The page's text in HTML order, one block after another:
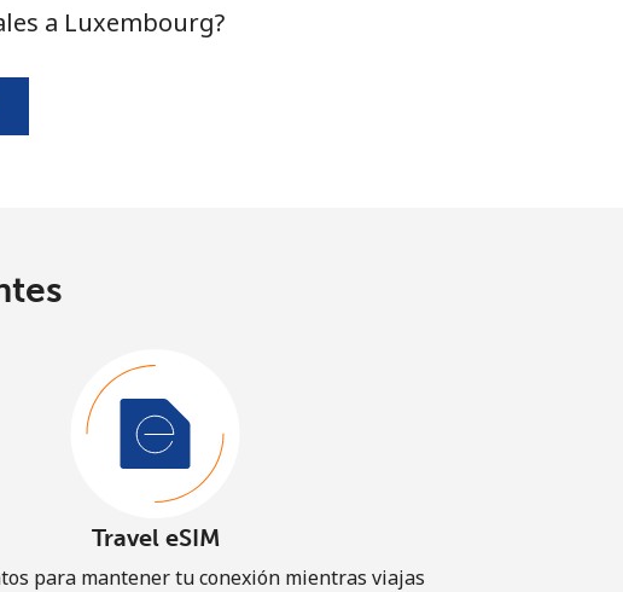
a Luxembourg?
Travel eSIM
para mantener tu conexión mientras viajas